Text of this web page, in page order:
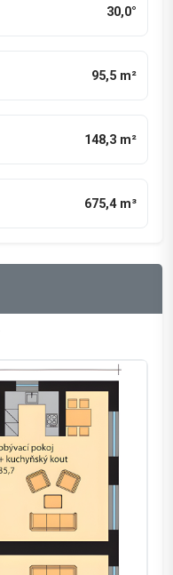
30,0°
95,5 m²
148,3 m²
675,4 m³